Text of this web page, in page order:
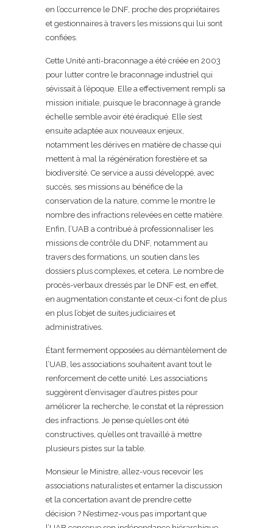
en l’occurrence le DNF, proche des propriétaires
et gestionnaires à travers les missions qui lui sont
confiées.
Cette Unité anti-braconnage a été créée en 2003
pour lutter contre le braconnage industriel qui
sévissait à l’époque. Elle a effectivement rempli sa
mission initiale, puisque le braconnage à grande
échelle semble avoir été éradiqué. Elle s’est
ensuite adaptée aux nouveaux enjeux,
notamment les dérives en matière de chasse qui
mettent à mal la régénération forestière et sa
biodiversité. Ce service a aussi développé, avec
succès, ses missions au bénéfice de la
conservation de la nature, comme le montre le
nombre des infractions relevées en cette matière.
Enfin, l’UAB a contribué à professionnaliser les
missions de contrôle du DNF, notamment au
travers des formations, un soutien dans les
dossiers plus complexes, et cetera. Le nombre de
procès-verbaux dressés par le DNF est, en effet,
en augmentation constante et ceux-ci font de plus
en plus l’objet de suites judiciaires et
administratives.
Étant fermement opposées au démantèlement de
l’UAB, les associations souhaitent avant tout le
renforcement de cette unité. Les associations
suggèrent d’envisager d’autres pistes pour
améliorer la recherche, le constat et la répression
des infractions. Je pense qu’elles ont été
constructives, qu’elles ont travaillé à mettre
plusieurs pistes sur la table.
Monsieur le Ministre, allez-vous recevoir les
associations naturalistes et entamer la discussion
et la concertation avant de prendre cette
décision ? N’estimez-vous pas important que